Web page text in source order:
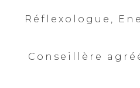
Réflexologue,
Conseillère